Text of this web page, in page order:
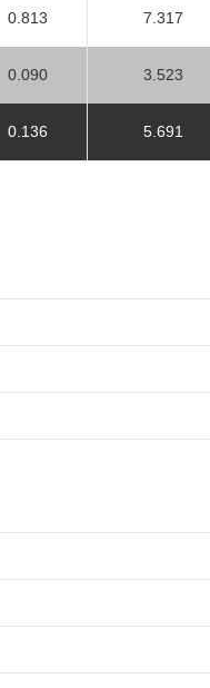
0.813 7.317
0.090 3.523
0.136 5.691